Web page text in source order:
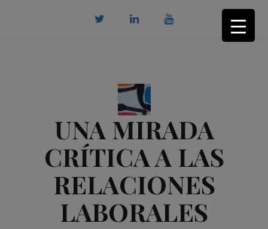
UNA MIRADA
CRÍTICA A LAS
RELACIONES
LABORALES